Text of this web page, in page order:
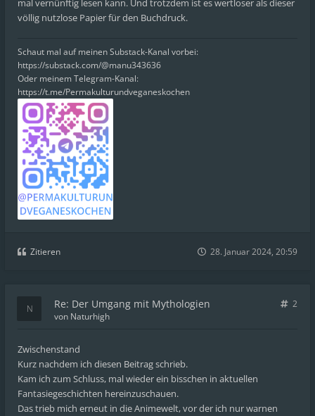
mal vernünftig lesen kann. Und trotzdem ist es wertloser als dieser
völlig nutzlose Papier für den Buchdruck.
Schaut mal auf meinen Substack-Kanal vorbei:
https://substack.com/@manu343636
Oder meinem Telegram-Kanal:
https://t.me/Permakulturundveganeskochen
Zitieren 28. Januar 2024, 20:59
Re: Der Umgang mit Mythologien
2
von Naturhigh
Zwischenstand
Kurz nachdem ich diesen Beitrag schrieb.
Kam ich zum Schluss, mal wieder ein bisschen in aktuellen
Fantasiegeschichten hereinzuschauen.
Das trieb mich erneut in die Animewelt, vor der ich nur warnen